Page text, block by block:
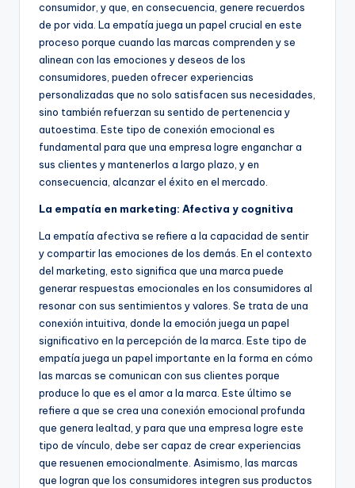
consumidor, y que, en consecuencia, genere recuerdos
de por vida. La empatía juega un papel crucial en este
proceso porque cuando las marcas comprenden y se
alinean con las emociones y deseos de los
consumidores, pueden ofrecer experiencias
personalizadas que no solo satisfacen sus necesidades,
sino también refuerzan su sentido de pertenencia y
autoestima. Este tipo de conexión emocional es
fundamental para que una empresa logre enganchar a
sus clientes y mantenerlos a largo plazo, y en
consecuencia, alcanzar el éxito en el mercado.
La empatía en marketing: Afectiva y cognitiva
La empatía afectiva se refiere a la capacidad de sentir
y compartir las emociones de los demás. En el contexto
del marketing, esto significa que una marca puede
generar respuestas emocionales en los consumidores al
resonar con sus sentimientos y valores. Se trata de una
conexión intuitiva, donde la emoción juega un papel
significativo en la percepción de la marca. Este tipo de
empatía juega un papel importante en la forma en cómo
las marcas se comunican con sus clientes porque
produce lo que es el amor a la marca. Este último se
refiere a que se crea una conexión emocional profunda
que genera lealtad, y para que una empresa logre este
tipo de vínculo, debe ser capaz de crear experiencias
que resuenen emocionalmente. Asimismo, las marcas
que logran que los consumidores integren sus productos